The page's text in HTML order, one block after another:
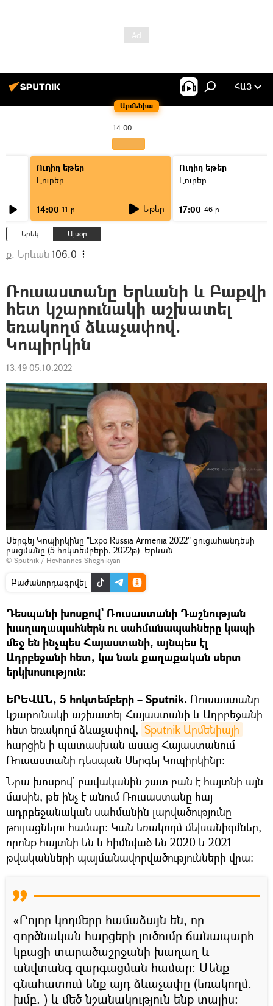
Արմենիա
ՀԱՅ
14:00
Ուղիղ եթեր
Լուրեր
14:00 11 ր Եթեր
Ուղիղ եթեր
Լուրեր
17:00 46 ր
Երեկ Այսօր
ք. Երևան 106.0
Ռուսաստանը Երևանի և Բաքվի
հետ կշարունակի աշխատել
եռակողմ ձևաչափով.
Կոպիրկին
13:49 05.10.2022
Սերգեյ Կոպիրկինը "Expo Russia Armenia 2022" ցուցահանդեսի
բացմանը (5 հոկտեմբերի, 2022թ). Երևան
© Sputnik / Hovhannes Shoghikyan
Բաժանորդագրվել
Դեսպանի խոսքով` Ռուսաստանի Դաշնության
խաղաղապահներն ու սահմանապահները կապի
մեջ են ինչպես Հայաստանի, այնպես էլ
Ադրբեջանի հետ, կա նաև քաղաքական սերտ
երկխոսություն։
ԵՐԵՎԱՆ, 5 հոկտեմբերի – Sputnik. Ռուսաստանը
կշարունակի աշխատել Հայաստանի և Ադրբեջանի
հետ եռակողմ ձևաչափով, Sputnik Արմենիայի
հարցին ի պատասխան ասաց Հայաստանում
Ռուսաստանի դեսպան Սերգեյ Կոպիրկինը։
Նրա խոսքով` բավականին շատ բան է հայտնի այն
մասին, թե ինչ է անում Ռուսաստանը հայ–
ադրբեջանական սահմանին լարվածությունը
թուլացնելու համար։ Կան եռակողմ մեխանիզմներ,
որոնք հայտնի են և հիմնված են 2020 և 2021
թվականների պայմանավորվածությունների վրա։
«Բոլոր կողմերը համաձայն են, որ
գործնական հարցերի լուծումը ճանապարհ
կբացի տարածաշրջանի խաղաղ և
անվտանգ զարգացման համար: Մենք
գնահատում ենք այդ ձևաչափը (եռակողմ.
խմբ. ) և մեծ նշանակություն ենք տալիս: